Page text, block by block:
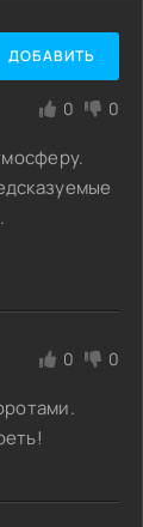
ДОБАВИТЬ
0 0
0 0